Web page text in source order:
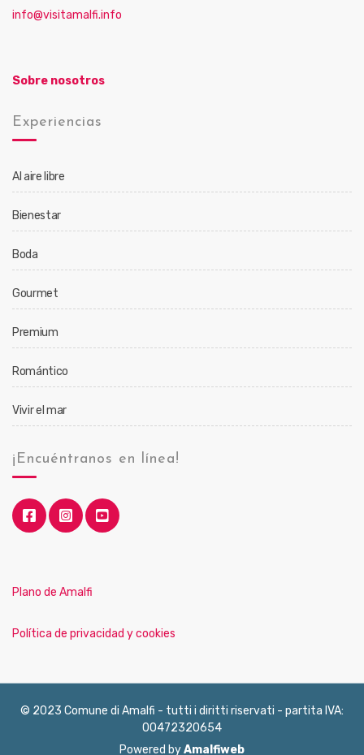
info@visitamalfi.info
Sobre nosotros
Experiencias
Al aire libre
Bienestar
Boda
Gourmet
Premium
Romántico
Vivir el mar
¡Encuéntranos en línea!
Plano de Amalfi
Política de privacidad y cookies
© 2023 Comune di Amalfi - tutti i diritti riservati - partita IVA:
00472320654
Powered byAmalfiweb